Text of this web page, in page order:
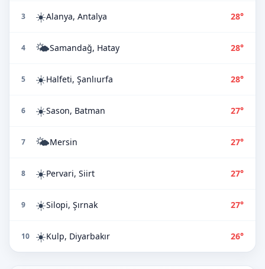
3 ☀️Alanya, Antalya 28°
4 🌤️Samandağ, Hatay 28°
5 ☀️Halfeti, Şanlıurfa 28°
6 ☀️Sason, Batman 27°
7 🌤️Mersin 27°
8 ☀️Pervari, Siirt 27°
9 ☀️Silopi, Şırnak 27°
10 ☀️Kulp, Diyarbakır 26°